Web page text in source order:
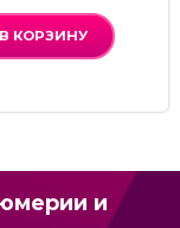
В КОРЗИНУ
и